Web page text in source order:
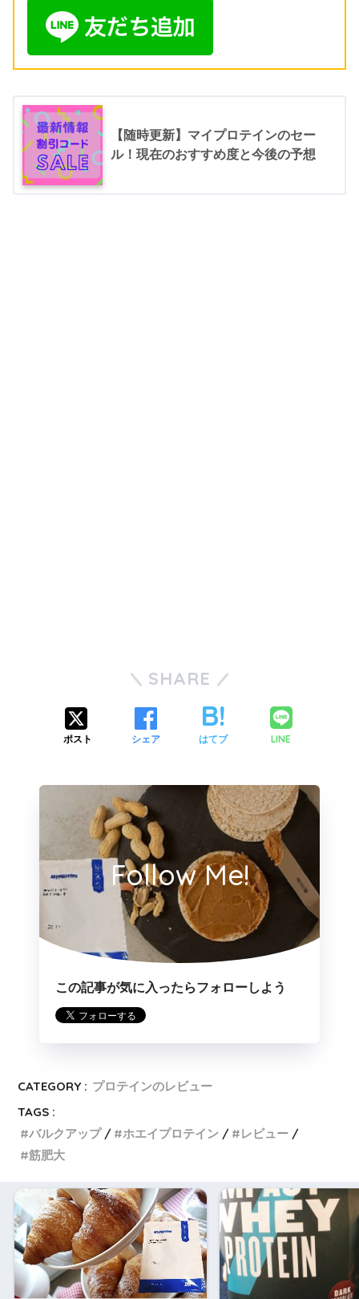
【随時更新】マイプロテインのセー
ル！現在のおすすめ度と今後の予想
SHARE
ポスト シェア はてブ LINE
Follow Me!
この記事が気に入ったらフォローしよう
CATEGORY : プロテインのレビュー
TAGS :
バルクアップ
ホエイプロテイン
レビュー
筋肥大